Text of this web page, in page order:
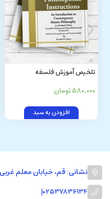
تلخیص آموزش فلسفه
Instructions: An Introduction
to Contemporary Islamic
Philosoph y
580,000 تومان
افزودن به سبد
نشانی: قم، خیابان معلم
02537836134
|